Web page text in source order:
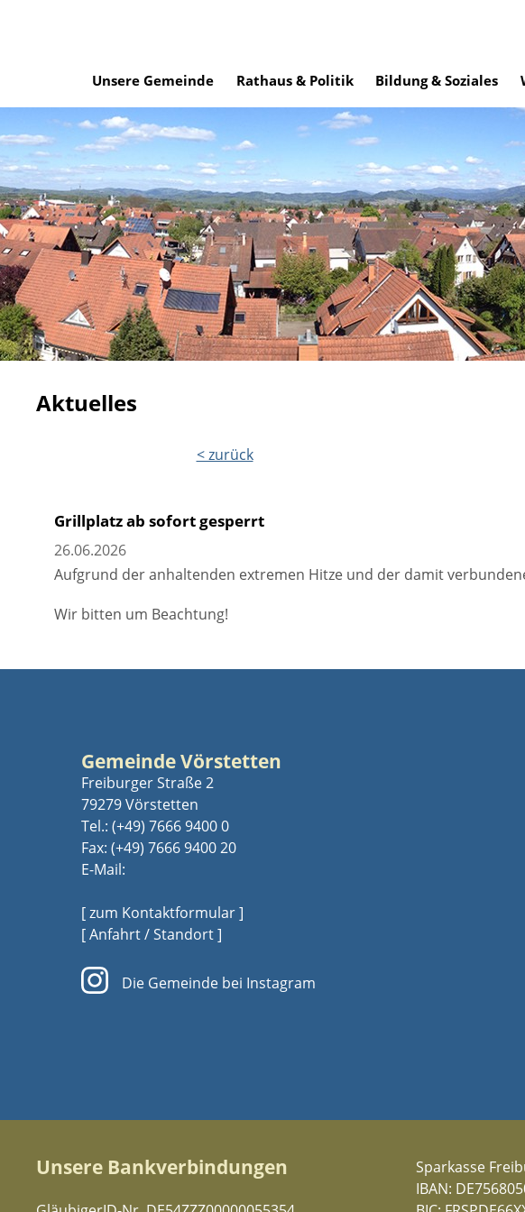
Unsere Gemeinde Rathaus & Politik Bildung & Soziales
Aktuelles
< zurück
Grillplatz ab sofort gesperrt
26.06.2026
Aufgrund der anhaltenden extremen Hitze und der damit
Wir bitten um Beachtung!
Gemeinde Vörstetten
Freiburger Straße 2
79279 Vörstetten
Tel.: (+49) 7666 9400 0
Fax: (+49) 7666 9400 20
E-Mail:
[ zum Kontaktformular ]
[ Anfahrt / Standort ]
Die Gemeinde bei Instagram
Unsere Bankverbindungen
Sparkasse
IBAN: